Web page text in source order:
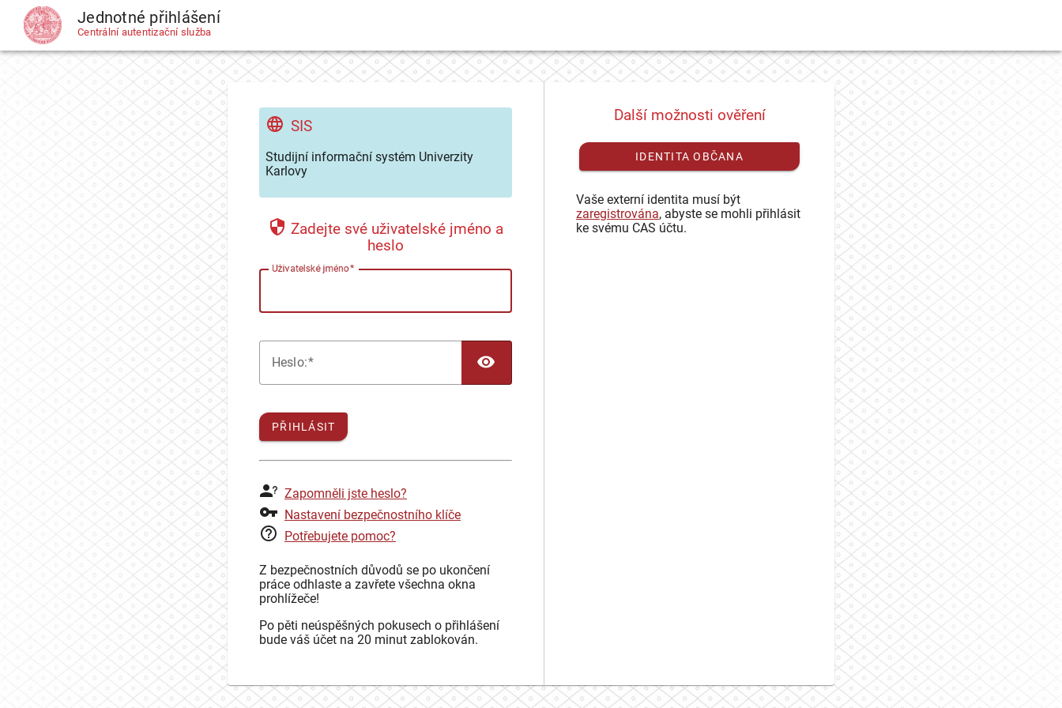
CAS Jednotné přihlášení
Centrální autentizační služba
SIS
Studijní informační systém Univerzity
Karlovy
Zadejte své uživatelské jméno a
heslo
Uživatelské jméno
Heslo:
PŘIHLÁSIT
Zapomněli jste heslo?
Nastavení bezpečnostního klíče
Potřebujete pomoc?
Z bezpečnostních důvodů se po ukončení
práce odhlaste a zavřete všechna okna
prohlížeče!
Po pěti neúspěšných pokusech o přihlášení
bude váš účet na 20 minut zablokován.
Další možnosti ověření
IDENTITA OBČANA
Vaše externí identita musí být
zaregistrována, abyste se mohli přihlásit
ke svému CAS účtu.